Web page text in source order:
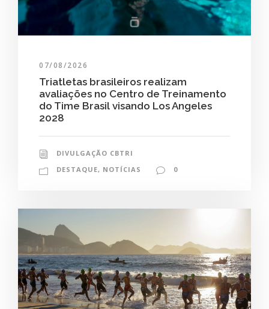
07/08/2026
Triatletas brasileiros realizam
avaliações no Centro de Treinamento
do Time Brasil visando Los Angeles
2028
DIVULGAÇÃO CBTRI
DESTAQUE, NOTÍCIAS 0